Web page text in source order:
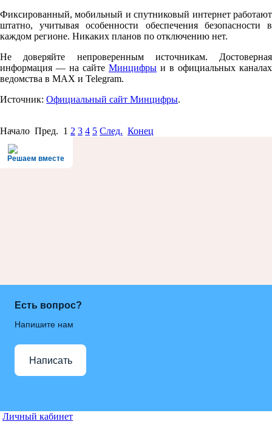
Фиксированный, мобильный и спутниковый интернет работают
штатно, учитывая особенности обеспечения безопасности в
каждом регионе. Никаких планов по отключению нет.
Не доверяйте непроверенным источникам. Достоверная
информация — на сайте Минцифры и в официальных каналах
ведомства в MAX и Telegram.
Источник: Официальный сайт Минцифры.
Начало Пред. 1 2 3 4 5 След. Конец
Решаем вместе
Есть вопрос?
Напишите нам
Написать
Личный кабинет